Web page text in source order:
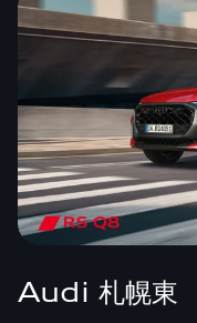
Audi 札幌東